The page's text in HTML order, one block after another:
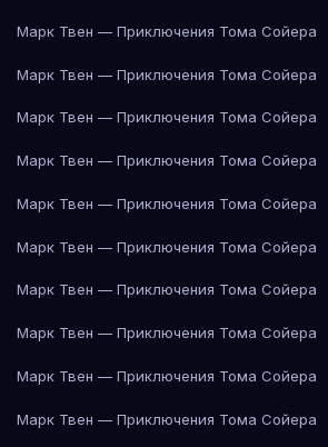
Марк Твен — Приключения Тома Сойера
Марк Твен — Приключения Тома Сойера
Марк Твен — Приключения Тома Сойера
Марк Твен — Приключения Тома Сойера
Марк Твен — Приключения Тома Сойера
Марк Твен — Приключения Тома Сойера
Марк Твен — Приключения Тома Сойера
Марк Твен — Приключения Тома Сойера
Марк Твен — Приключения Тома Сойера
Марк Твен — Приключения Тома Сойера